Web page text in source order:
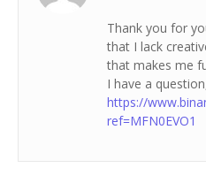
Thank you for
that I lack
that makes me
I have a
https://
ref=MFN0EVO1